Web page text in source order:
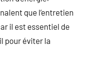
que l’entretien
il est essentiel de
pour éviter la